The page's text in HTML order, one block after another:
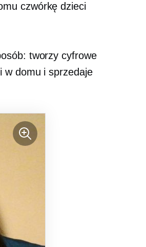
czwórkę dzieci
tworzy cyfrowe
w domu i sprzedaje